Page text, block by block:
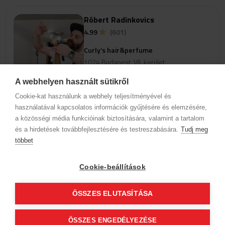
A webhelyen használt sütikről
Cookie-kat használunk a webhely teljesítményével és
használatával kapcsolatos információk gyűjtésére és elemzésére,
a közösségi média funkcióinak biztosítására, valamint a tartalom
és a hirdetések továbbfejlesztésére és testreszabására. Tudj meg
többet
Cookie-beállítások
ÖSSZES ELUTASÍTÁSA
ÖSSZES ENGEDÉLYEZÉSE
A régi telefonon már nem elérhető a szolgáltatás, bővebben
szolgáltatásainkról telefonon: 06/30-8539812
view_profile
Ak chcete zobraziť termíny pre
Róbert Radinkovics
4.99
(601)
Curly’s hair&perfume
1074 Budapest, VII. kerület
Informácie o spoločnosti Ochrana osobných údajov
Etický kódex Kontakt
Naši partneri VOP (Predplatný zákazník) VOP (Hostia)